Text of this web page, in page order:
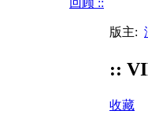
回顾 ::
版主:
::
收藏